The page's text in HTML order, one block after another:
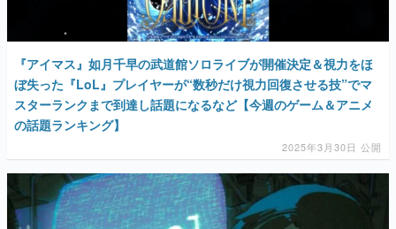
『アイマス』如月千早の武道館ソロライブが開催決定＆視力をほ
ぼ失った『LoL』プレイヤーが“数秒だけ視力回復させる技”でマ
スターランクまで到達し話題になるなど【今週のゲーム＆アニメ
の話題ランキング】
2025年3月30日 公開